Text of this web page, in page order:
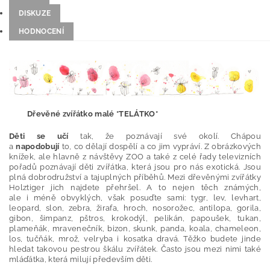
DISKUZE
HODNOCENÍ
Dřevěné zvířátko malé *TELÁTKO*
Děti se učítak, že poznávají své okolí. Chápou
anapodobujíto, co dělají dospělí a co jim vypráví. Z obrázkových
knížek, ale hlavně z návštěvy ZOO a také z celé řady televizních
pořadů poznávají děti zvířátka, která jsou pro nás exotická. Jsou
plná dobrodružství a tajuplných příběhů. Mezi dřevěnými zvířátky
Holztiger jich najdete přehršel. A to nejen těch známých,
ale i méně obvyklých, však posuďte sami: tygr, lev, levhart,
leopard, slon, zebra, žirafa, hroch, nosorožec, antilopa, gorila,
gibon, šimpanz, pštros, krokodýl, pelikán, papoušek, tukan,
plameňák, mravenečník, bizon, skunk, panda, koala, chameleon,
los, tučňák, mrož, velryba i kosatka dravá. Těžko budete jinde
hledat takovou pestrou škálu zvířátek. Často jsou mezi nimi také
mláďátka, která milují především děti.